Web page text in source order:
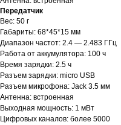
Передатчик
Вес: 50 г
Габариты: 68*45*15 мм
Диапазон частот: 2.4 — 2.483 ГГц
Работа от аккумулятора: 100 ч
Время зарядки: 2.5 ч
Разъем зарядки: micro USB
Разъем микрофона: Jack 3.5 мм
Антенна: встроенная
Выходная мощность: 1 мВт
Цифровых каналов: более 5000